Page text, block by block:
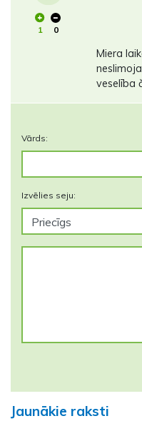
1 0
Miera
veselība
Vārds:
Izvēlies seju:
Jaunākie raksti